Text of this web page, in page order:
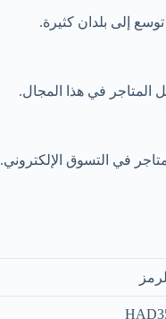
المتاجر في هذا المجال.
في التسوق الإلكتروني.